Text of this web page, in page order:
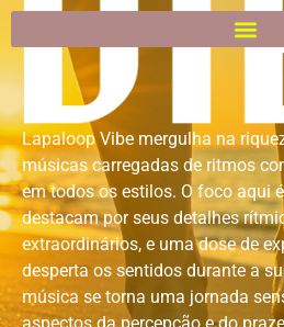
Lapaloop Vibe mergulha na
músicas carregadas de ritmos
em todos os estilos. O foco aqui
destacam por seus detalhes
extraordinários, e uma dose de
desperta os sentidos durante a
música se torna uma jornada